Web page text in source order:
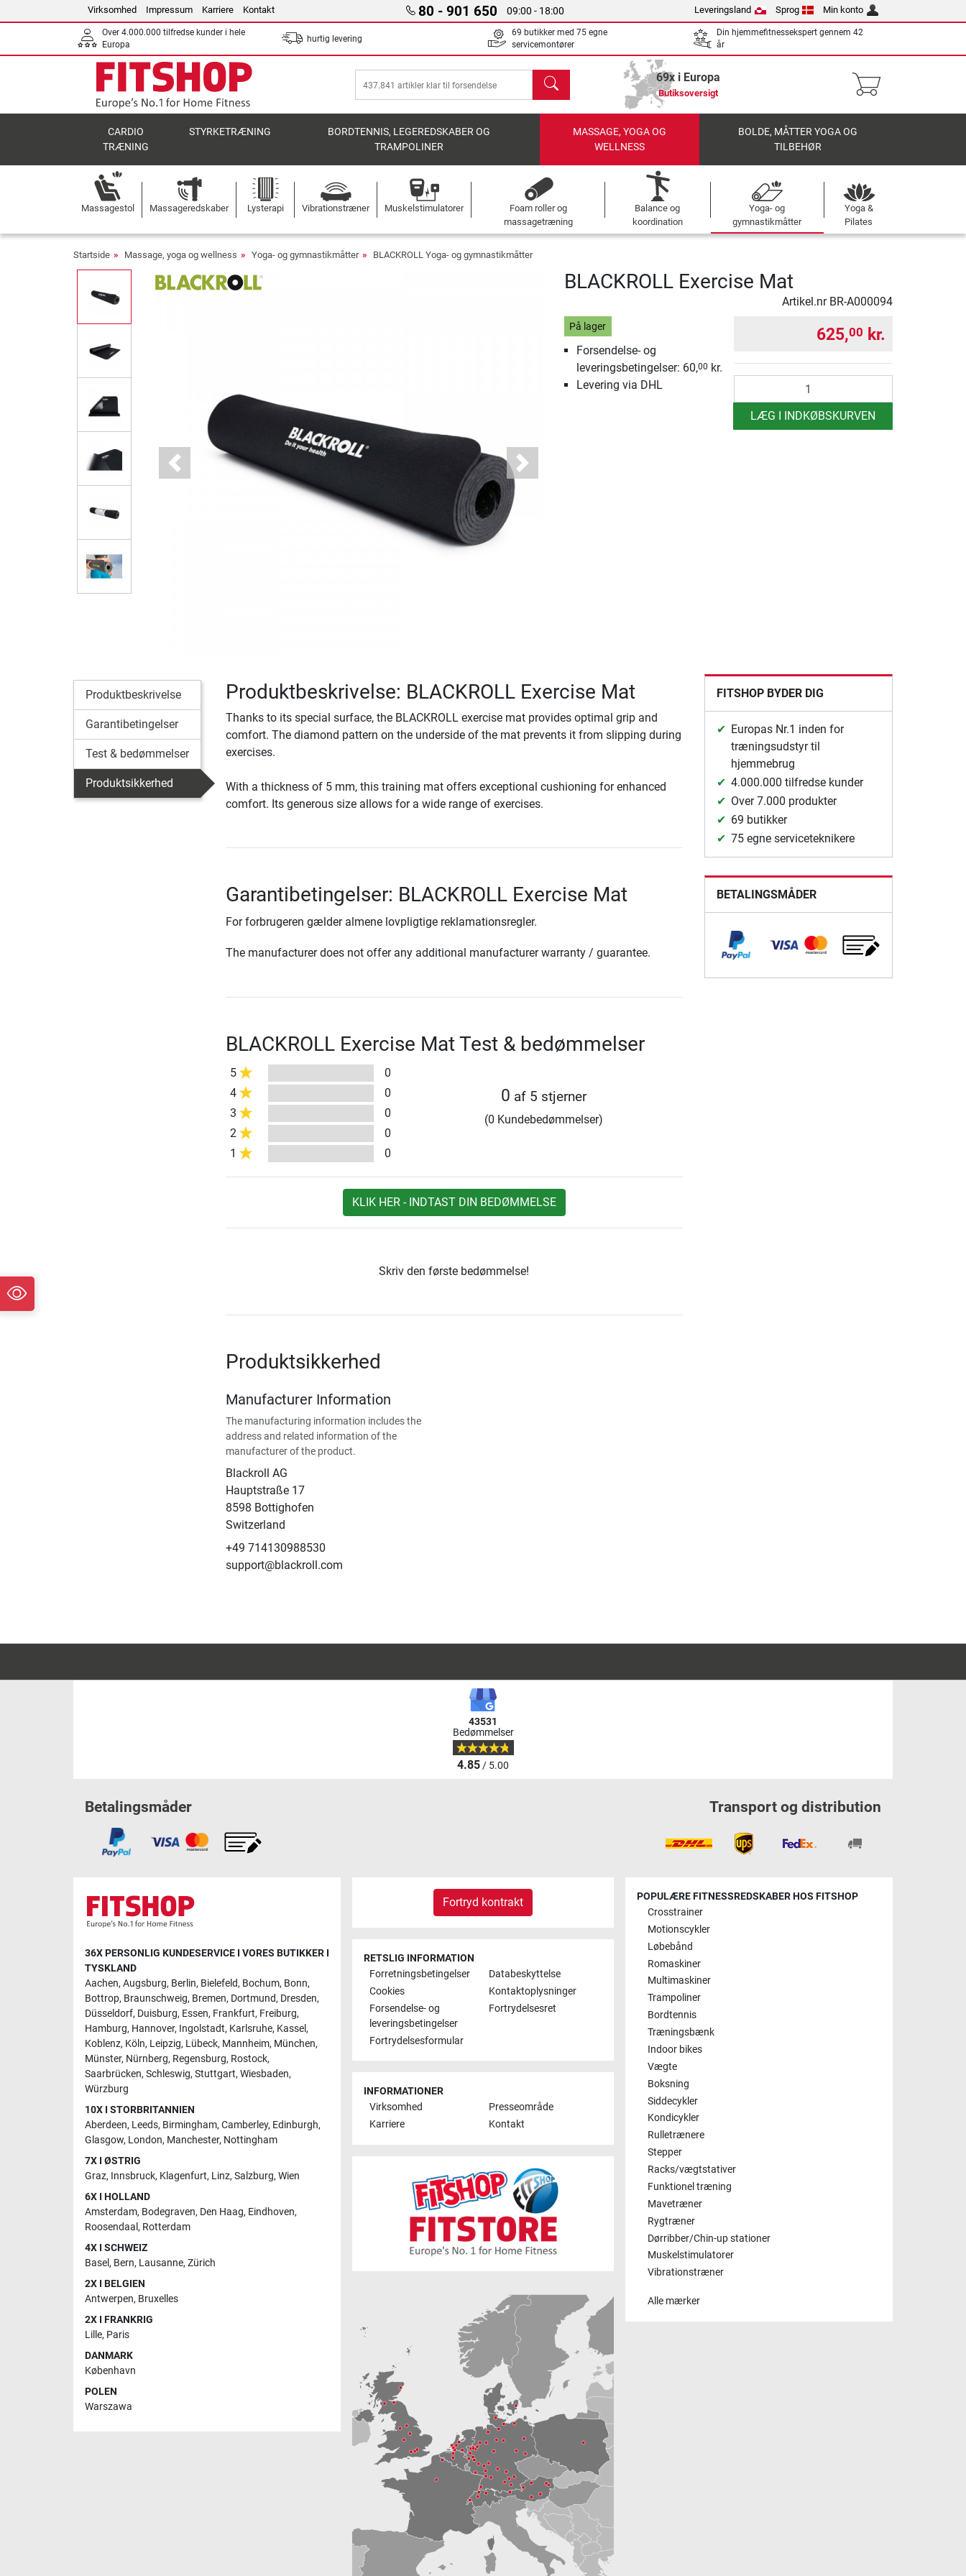
Virksomhed Impressum Karriere Kontakt 80 - 901 650 09:00 - 18:00 Leveringsland Sprog Min konto
Over 4.000.000 tilfredse kunder i hele
Europa
hurtig levering
69 butikker med 75 egne
servicemontører
Din hjemmefitnessekspert gennem 42
år
søg 69x i Europa
Butiksoversigt
CARDIO
TRÆNING
STYRKETRÆNING
BORDTENNIS, LEGEREDSKABER OG
TRAMPOLINER
MASSAGE, YOGA OG
WELLNESS
BOLDE, MÅTTER YOGA OG
TILBEHØR
Massagestol Massageredskaber Lysterapi Vibrationstræner Muskelstimulatorer
Foam roller og
massagetræning
Balance og
koordination
Yoga- og
gymnastikmåtter
Yoga &
Pilates
Startside Massage, yoga og wellness Yoga- og gymnastikmåtter BLACKROLL Yoga- og gymnastikmåtter
Previous Next
BLACKROLL Exercise Mat
Artikel.nr BR-A000094
På lager
Forsendelse- og
leveringsbetingelser: 60,00 kr.
Levering via DHL
625,00 kr.
LÆG I INDKØBSKURVEN
Produktbeskrivelse
Garantibetingelser
Test & bedømmelser
Produktsikkerhed
Produktbeskrivelse: BLACKROLL Exercise Mat
Thanks to its special surface, the BLACKROLL exercise mat provides optimal grip and
comfort. The diamond pattern on the underside of the mat prevents it from slipping during
exercises.
With a thickness of 5 mm, this training mat offers exceptional cushioning for enhanced
comfort. Its generous size allows for a wide range of exercises.
Garantibetingelser: BLACKROLL Exercise Mat
For forbrugeren gælder almene lovpligtige reklamationsregler.
The manufacturer does not offer any additional manufacturer warranty / guarantee.
BLACKROLL Exercise Mat Test & bedømmelser
5
0
4
0
3
0
2
0
1
0
0 af 5 stjerner
(0 Kundebedømmelser)
KLIK HER - INDTAST DIN BEDØMMELSE
Skriv den første bedømmelse!
Produktsikkerhed
Manufacturer Information
The manufacturing information includes the
address and related information of the
manufacturer of the product.
Blackroll AG
Hauptstraße 17
8598 Bottighofen
Switzerland
+49 714130988530
support@blackroll.com
FITSHOP BYDER DIG
Europas Nr.1 inden for
træningsudstyr til
hjemmebrug
4.000.000 tilfredse kunder
Over 7.000 produkter
69 butikker
75 egne serviceteknikere
BETALINGSMÅDER
43531
Bedømmelser
4.85/ 5.00
Betalingsmåder Transport og distribution
36X PERSONLIG KUNDESERVICE I VORES BUTIKKER I
TYSKLAND
Aachen, Augsburg, Berlin, Bielefeld, Bochum, Bonn,
Bottrop, Braunschweig, Bremen, Dortmund, Dresden,
Düsseldorf, Duisburg, Essen, Frankfurt, Freiburg,
Hamburg, Hannover, Ingolstadt, Karlsruhe, Kassel,
Koblenz, Köln, Leipzig, Lübeck, Mannheim, München,
Münster, Nürnberg, Regensburg, Rostock,
Saarbrücken, Schleswig, Stuttgart, Wiesbaden,
Würzburg
10X I STORBRITANNIEN
Aberdeen, Leeds, Birmingham, Camberley, Edinburgh,
Glasgow, London, Manchester, Nottingham
7X I ØSTRIG
Graz, Innsbruck, Klagenfurt, Linz, Salzburg, Wien
6X I HOLLAND
Amsterdam, Bodegraven, Den Haag, Eindhoven,
Roosendaal , Rotterdam
4X I SCHWEIZ
Basel, Bern, Lausanne, Zürich
2X I BELGIEN
Antwerpen, Bruxelles
2X I FRANKRIG
Lille, Paris
DANMARK
København
POLEN
Warszawa
Fortryd kontrakt
RETSLIG INFORMATION
Forretningsbetingelser
Databeskyttelse
Cookies
Kontaktoplysninger
Forsendelse- og
leveringsbetingelser
Fortrydelsesret
Fortrydelsesformular
INFORMATIONER
Virksomhed
Presseområde
Karriere
Kontakt
POPULÆRE FITNESSREDSKABER HOS FITSHOP
Crosstrainer
Motionscykler
Løbebånd
Romaskiner
Multimaskiner
Trampoliner
Bordtennis
Træningsbænk
Indoor bikes
Vægte
Boksning
Siddecykler
Kondicykler
Rulletrænere
Stepper
Racks/vægtstativer
Funktionel træning
Mavetræner
Rygtræner
Dørribber/Chin-up stationer
Muskelstimulatorer
Vibrationstræner
Alle mærker